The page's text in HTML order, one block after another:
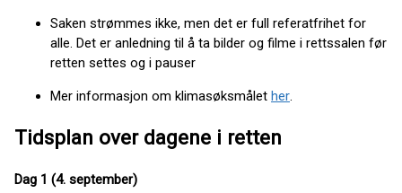
Saken strømmes ikke, men det er full referatfrihet for
alle. Det er anledning til å ta bilder og filme i rettssalen før
retten settes og i pauser
Mer informasjon om klimasøksmålet her.
Tidsplan over dagene i retten
Dag 1 (4. september)